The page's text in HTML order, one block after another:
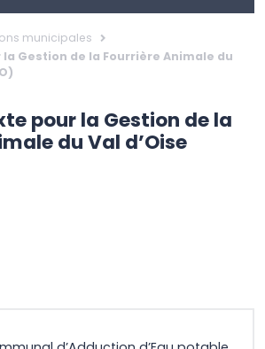
municipales
Gestion de la Fourrière Animale du
pour la Gestion de la
du Val d’Oise